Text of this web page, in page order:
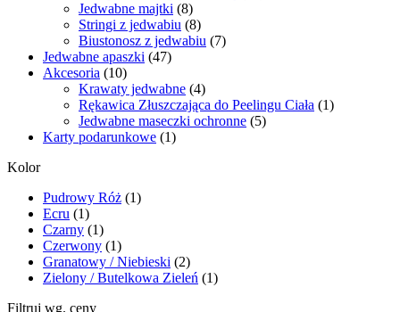
Jedwabne majtki (8)
Stringi z jedwabiu (8)
Biustonosz z jedwabiu (7)
Jedwabne apaszki (47)
Akcesoria (10)
Krawaty jedwabne (4)
Rękawica Złuszczająca do Peelingu Ciała (1)
Jedwabne maseczki ochronne (5)
Karty podarunkowe (1)
Kolor
Pudrowy Róż (1)
Ecru (1)
Czarny (1)
Czerwony (1)
Granatowy / Niebieski (2)
Zielony / Butelkowa Zieleń (1)
Filtruj wg. ceny